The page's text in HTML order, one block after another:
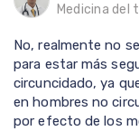
Medicina del
No, realmente no
para estar más
circuncidado, ya
en hombres no
por efecto de los